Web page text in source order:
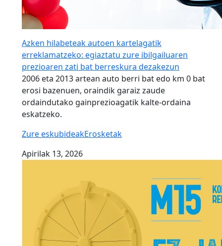
Azken hilabeteak autoen kartelagatik
erreklamatzeko: egiaztatu zure ibilgailuaren
prezioaren zati bat berreskura dezakezun
2006 eta 2013 artean auto berri bat edo km 0 bat
erosi bazenuen, oraindik garaiz zaude
ordaindutako gainprezioagatik kalte-ordaina
eskatzeko.
Zure eskubideakErosketak
Apirilak 13, 2026